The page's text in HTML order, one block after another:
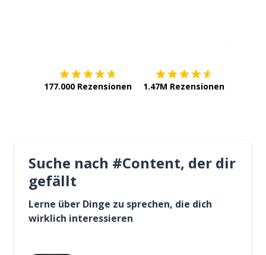
177.000 Rezensionen 1.47M Rezensionen
Suche nach #Content, der dir
gefällt
Lerne über Dinge zu sprechen, die dich
wirklich interessieren